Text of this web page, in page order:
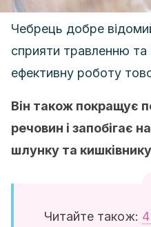
Чебрець добре
сприяти травленню та
ефективну роботу
Він також покращує
речовин і запобігає
шлунку та
Читайте також: